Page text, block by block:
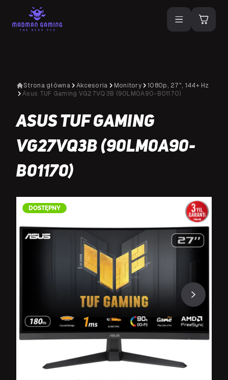
Strona główna Akcesoria Monitory
1080p, 27", 144+ Hz
Asus TUF Gaming VG27VQ3B (90LM0A90-B01170)
Asus TUF Gaming
VG27VQ3B (90LM0A90-
B01170)
DOSTĘPNY